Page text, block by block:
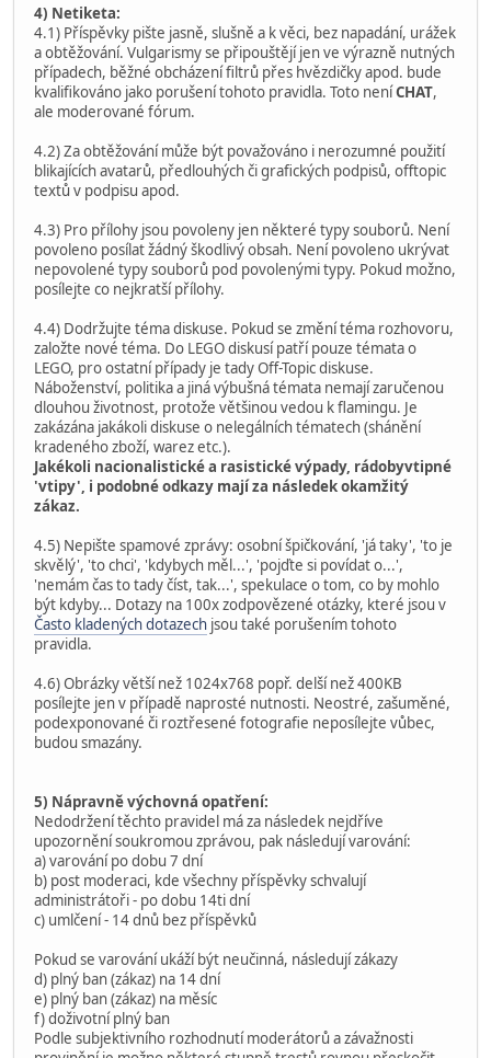
4) Netiketa:
4.1) Příspěvky pište jasně, slušně a k věci, bez napadání, urážek
a obtěžování. Vulgarismy se připouštějí jen ve výrazně nutných
případech, běžné obcházení filtrů přes hvězdičky apod. bude
kvalifikováno jako porušení tohoto pravidla. Toto neníCHAT,
ale moderované fórum.
4.2) Za obtěžování může být považováno i nerozumné použití
blikajících avatarů, předlouhých či grafických podpisů, offtopic
textů v podpisu apod.
4.3) Pro přílohy jsou povoleny jen některé typy souborů. Není
povoleno posílat žádný škodlivý obsah. Není povoleno ukrývat
nepovolené typy souborů pod povolenými typy. Pokud možno,
posílejte co nejkratší přílohy.
4.4) Dodržujte téma diskuse. Pokud se změní téma rozhovoru,
založte nové téma. Do LEGO diskusí patří pouze témata o
LEGO, pro ostatní případy je tady Off-Topic diskuse.
Náboženství, politika a jiná výbušná témata nemají zaručenou
dlouhou životnost, protože většinou vedou k flamingu. Je
zakázána jakákoli diskuse o nelegálních tématech (shánění
kradeného zboží, warez etc.).
Jakékoli nacionalistické a rasistické výpady, rádobyvtipné
'vtipy', i podobné odkazy mají za následek okamžitý
zákaz.
4.5) Nepište spamové zprávy: osobní špičkování, 'já taky', 'to je
skvělý', 'to chci', 'kdybych měl...', 'pojďte si povídat o...',
'nemám čas to tady číst, tak...', spekulace o tom, co by mohlo
být kdyby... Dotazy na 100x zodpovězené otázky, které jsou v
Často kladených dotazech jsou také porušením tohoto
pravidla.
4.6) Obrázky větší než 1024x768 popř. delší než 400KB
posílejte jen v případě naprosté nutnosti. Neostré, zašuměné,
podexponované či roztřesené fotografie neposílejte vůbec,
budou smazány.
5) Nápravně výchovná opatření:
Nedodržení těchto pravidel má za následek nejdříve
upozornění soukromou zprávou, pak následují varování:
a) varování po dobu 7 dní
b) post moderaci, kde všechny příspěvky schvalují
administrátoři - po dobu 14ti dní
c) umlčení - 14 dnů bez příspěvků
Pokud se varování ukáží být neučinná, následují zákazy
d) plný ban (zákaz) na 14 dní
e) plný ban (zákaz) na měsíc
f) doživotní plný ban
Podle subjektivního rozhodnutí moderátorů a závažnosti